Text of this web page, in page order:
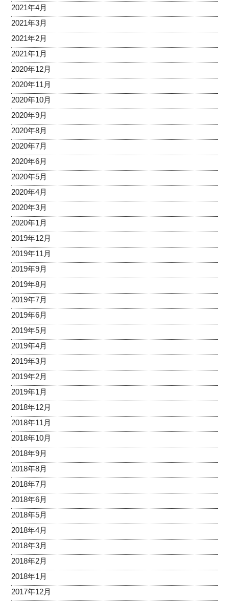
2021年4月
2021年3月
2021年2月
2021年1月
2020年12月
2020年11月
2020年10月
2020年9月
2020年8月
2020年7月
2020年6月
2020年5月
2020年4月
2020年3月
2020年1月
2019年12月
2019年11月
2019年9月
2019年8月
2019年7月
2019年6月
2019年5月
2019年4月
2019年3月
2019年2月
2019年1月
2018年12月
2018年11月
2018年10月
2018年9月
2018年8月
2018年7月
2018年6月
2018年5月
2018年4月
2018年3月
2018年2月
2018年1月
2017年12月